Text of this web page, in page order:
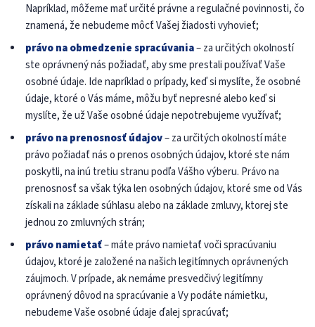
Napríklad, môžeme mať určité právne a regulačné povinnosti, čo
znamená, že nebudeme môcť Vašej žiadosti vyhovieť;
právo na obmedzenie spracúvania– za určitých okolností
ste oprávnený nás požiadať, aby sme prestali používať Vaše
osobné údaje. Ide napríklad o prípady, keď si myslíte, že osobné
údaje, ktoré o Vás máme, môžu byť nepresné alebo keď si
myslíte, že už Vaše osobné údaje nepotrebujeme využívať;
právo na prenosnosť údajov– za určitých okolností máte
právo požiadať nás o prenos osobných údajov, ktoré ste nám
poskytli, na inú tretiu stranu podľa Vášho výberu. Právo na
prenosnosť sa však týka len osobných údajov, ktoré sme od Vás
získali na základe súhlasu alebo na základe zmluvy, ktorej ste
jednou zo zmluvných strán;
právo namietať– máte právo namietať voči spracúvaniu
údajov, ktoré je založené na našich legitímnych oprávnených
záujmoch. V prípade, ak nemáme presvedčivý legitímny
oprávnený dôvod na spracúvanie a Vy podáte námietku,
nebudeme Vaše osobné údaje ďalej spracúvať;